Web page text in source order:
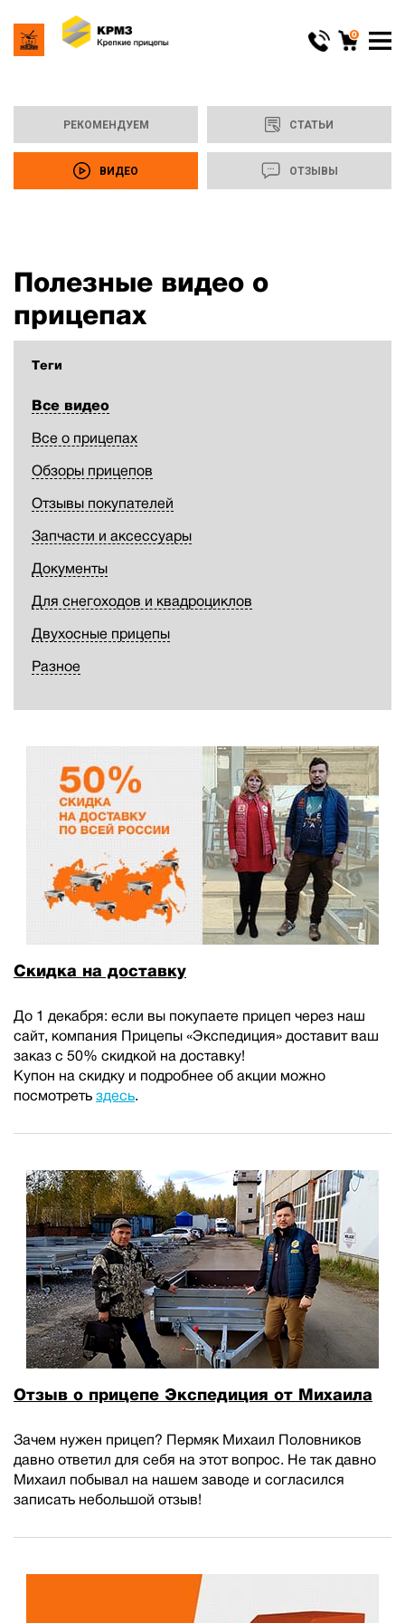
0
РЕКОМЕНДУЕМ СТАТЬИ
ВИДЕО ОТЗЫВЫ
Полезные видео о
прицепах
Теги
Все видео
Все о прицепах
Обзоры прицепов
Отзывы покупателей
Запчасти и аксессуары
Документы
Для снегоходов и квадроциклов
Двухосные прицепы
Разное
Скидка на доставку
До 1 декабря: если вы покупаете прицеп через наш
сайт, компания Прицепы «Экспедиция» доставит ваш
заказ с 50% скидкой на доставку!
Купон на скидку и подробнее об акции можно
посмотреть здесь.
Отзыв о прицепе Экспедиция от Михаила
Зачем нужен прицеп? Пермяк Михаил Половников
давно ответил для себя на этот вопрос. Не так давно
Михаил побывал на нашем заводе и согласился
записать небольшой отзыв!